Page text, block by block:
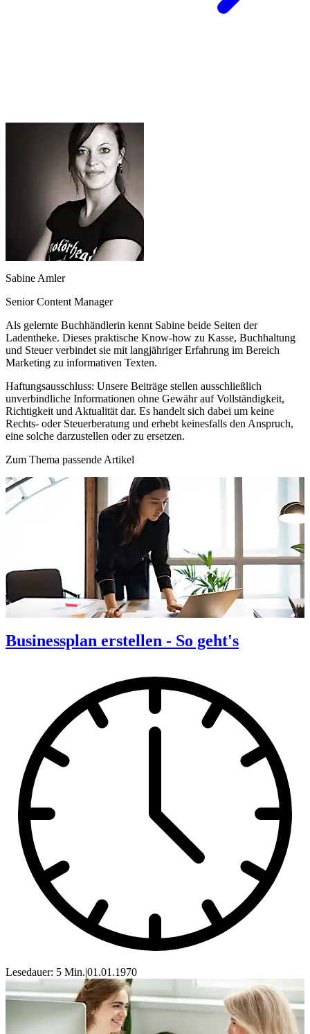
Sabine Amler
Senior Content Manager
Als gelernte Buchhändlerin kennt Sabine beide Seiten der
Ladentheke. Dieses praktische Know-how zu Kasse, Buchhaltung
und Steuer verbindet sie mit langjähriger Erfahrung im Bereich
Marketing zu informativen Texten.
Haftungsausschluss: Unsere Beiträge stellen ausschließlich
unverbindliche Informationen ohne Gewähr auf Vollständigkeit,
Richtigkeit und Aktualität dar. Es handelt sich dabei um keine
Rechts- oder Steuerberatung und erhebt keinesfalls den Anspruch,
eine solche darzustellen oder zu ersetzen.
Zum Thema passende Artikel
Businessplan erstellen - So geht's
Lesedauer: 5 Min.|01.01.1970